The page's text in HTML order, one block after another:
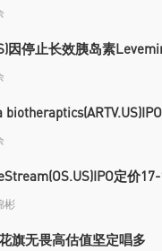
因停止长效胰岛素
定价
彬
旗无畏高估值坚定唱多